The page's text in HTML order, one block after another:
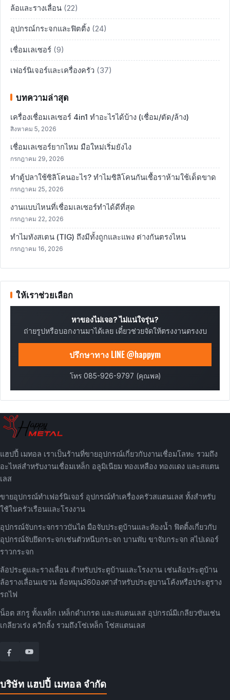
ล้อและรางเลื่อน (22)
อุปกรณ์กระจกและฟิตติ้ง (24)
เชื่อมเลเซอร์ (9)
เฟอร์นิเจอร์และเครื่องครัว (37)
บทความล่าสุด
เครื่องเชื่อมเลเซอร์ 4in1 ทำอะไรได้บ้าง (เชื่อม/ตัด/ล้าง)
สิงหาคม 5, 2026
เชื่อมเลเซอร์ยากไหม มือใหม่เริ่มยังไง
กรกฎาคม 29, 2026
ทำตู้ปลาใช้ซิลิโคนอะไร? ทำไมซิลิโคนกันเชื้อราห้ามใช้เด็ดขาด
กรกฎาคม 25, 2026
งานแบบไหนที่เชื่อมเลเซอร์ทำได้ดีที่สุด
กรกฎาคม 22, 2026
ทำไมทังสเตน (TIG) ถึงมีทั้งถูกและแพง ต่างกันตรงไหน
กรกฎาคม 16, 2026
ให้เราช่วยเลือก
หาของไม่เจอ? ไม่แน่ใจรุ่น?
ถ่ายรูปหรือบอกงานมาได้เลย เดี๋ยวช่วยจัดให้ตรงงานตรงงบ
ปรึกษาทาง LINE @happym
โทร 085-926-9797 (คุณพล)
แฮปปี้ เมทอล เราเป็นร้านที่ขายอุปกรณ์เกี่ยวกับงานเชื่อมโลหะ รวมถึง
อะไหล่สำหรับงานเชื่อมเหล็ก อลูมิเนียม ทองเหลือง ทองแดง และสแตน
เลส
ขายอุปกรณ์ทำเฟอร์นิเจอร์ อุปกรณ์ทำเครื่องครัวสแตนเลส ทั้งสำหรับ
ใช้ในครัวเรือนและโรงงาน
อุปกรณ์จับกระจกราวบันได มือจับประตูบ้านและห้องน้ำ ฟิตติ้งเกี่ยวกับ
อุปกรณ์จับยึดกระจกเช่นตัวหนีบกระจก บานพับ ขาจับกระจก สไปเดอร์
ราวกระจก
ล้อประตูและรางเลื่อน สำหรับประตูบ้านและโรงงาน เช่นล้อประตูบ้าน
ล้อรางเลื่อนแขวน ล้อหมุน360องศาสำหรับประตูบานโค้งหรือประตูราง
รถไฟ
น็อต สกรู ทั้งเหล็ก เหล็กดำเกรด และสแตนเลส อุปกรณ์มีเกลียวขันเช่น
เกลียวเร่ง ควิกลิ้ง รวมถึงโซ่เหล็ก โซ่สแตนเลส
บริษัท แฮปปี้ เมทอล จำกัด